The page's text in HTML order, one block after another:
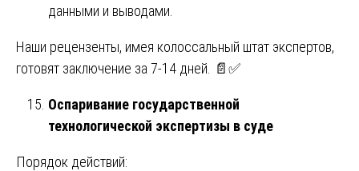
данными и выводами.
Наши рецензенты, имея колоссальный штат экспертов,
готовят заключение за 7-14 дней. 📄✅
Оспаривание государственной
технологической экспертизы в суде
Порядок действий: